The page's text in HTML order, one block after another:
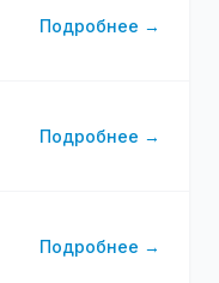
Подробнее →
Подробнее →
Подробнее →